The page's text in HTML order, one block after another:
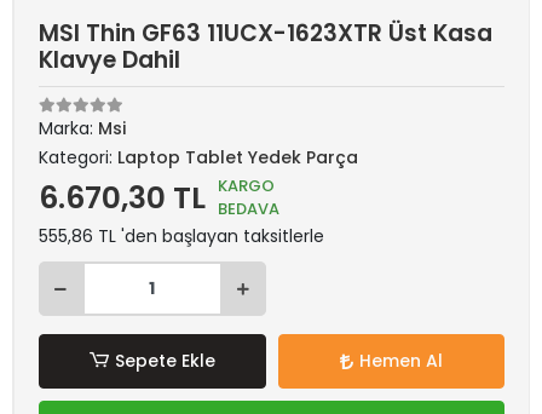
MSI Thin GF63 11UCX-1623XTR Üst Kasa
Klavye Dahil
Marka: Msi
Kategori: Laptop Tablet Yedek Parça
6.670,30 TL KARGO
BEDAVA
555,86 TL 'den başlayan taksitlerle
Sepete Ekle Hemen Al